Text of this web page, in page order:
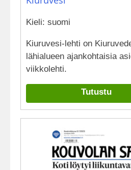
Kieli: suomi
Kiuruvesi-lehti on
lähialueen ajankohtaisia
viikkolehti.
Tutustu